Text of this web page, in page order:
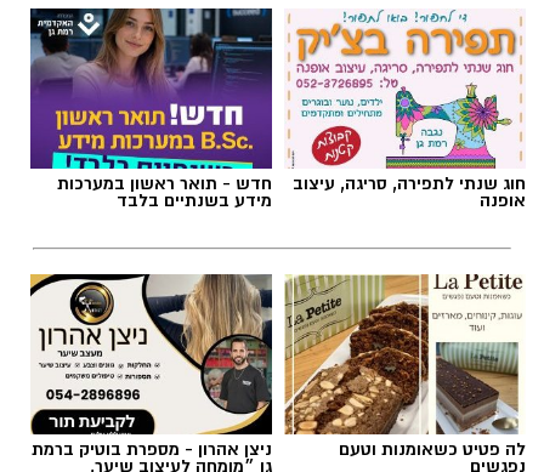
חוג שנתי לתפירה, סריגה, עיצוב
אופנה
חדש - תואר ראשון במערכות
מידע בשנתיים בלבד
לה פטיט כשאומנות וטעם
נפגשים
ניצן אהרון - מספרת בוטיק ברמת
גן ״מומחה לעיצוב שיער,